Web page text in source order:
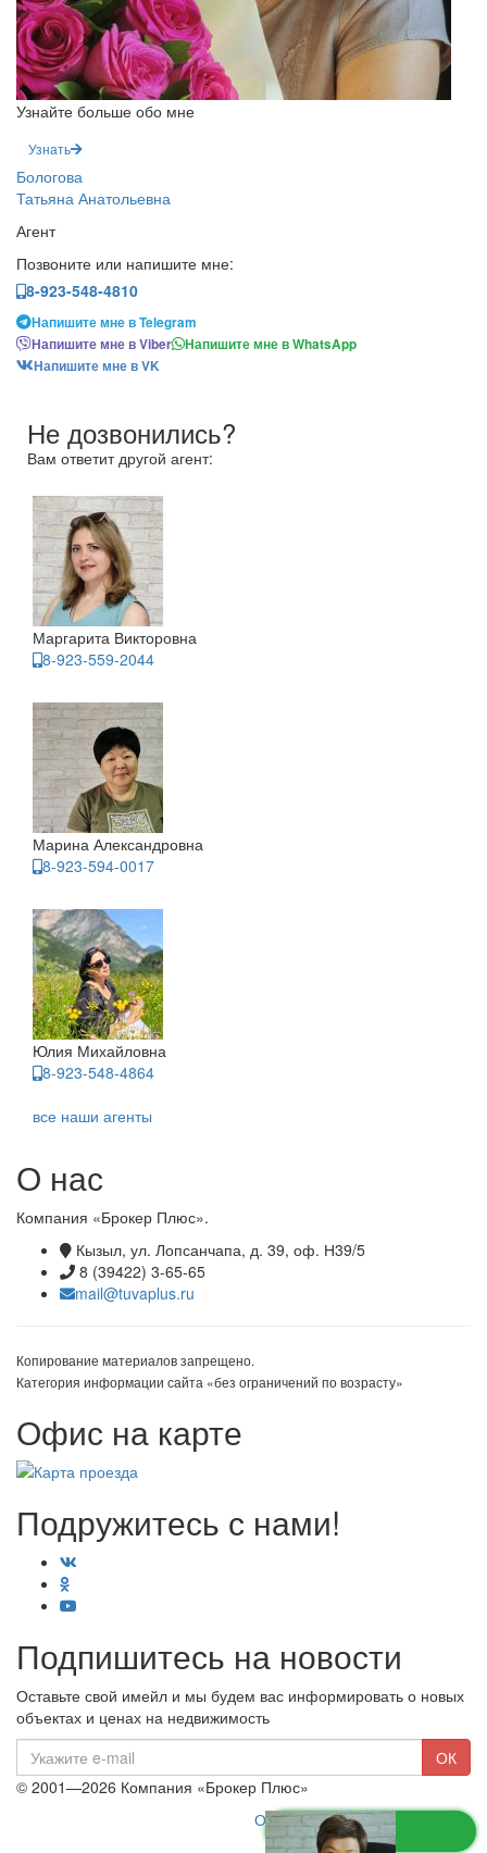
Узнайте больше обо мне
Узнать
Бологова
Татьяна Анатольевна
Агент
Позвоните или напишите мне:
8-923-548-4810
Напишите мне в Telegram
Напишите мне в Viber
Напишите мне в WhatsApp
Напишите мне в VK
Не дозвонились?
Вам ответит другой агент:
Маргарита Викторовна
8-923-559-2044
Марина Александровна
8-923-594-0017
Юлия Михайловна
8-923-548-4864
все наши агенты
О нас
Компания «Брокер Плюс».
Кызыл, ул. Лопсанчапа, д. 39, оф. Н39/5
8 (39422) 3-65-65
mail@tuvaplus.ru
Копирование материалов запрещено.
Категория информации сайта «без ограничений по возрасту»
Офис на карте
Подружитесь с нами!
Подпишитесь на новости
Оставьте свой имейл и мы будем вас информировать о новых
объектах и ценах на недвижимость
mail
ОК
© 2001—2026 Компания «Брокер Плюс»
Ограничение ответственности